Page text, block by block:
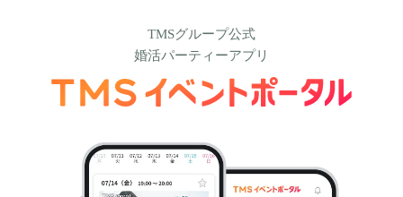
TMSグループ公式
婚活パーティーアプリ